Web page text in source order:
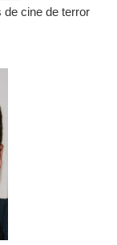
de cine de terror